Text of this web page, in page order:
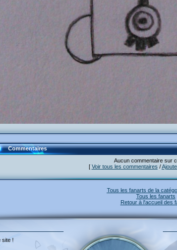
Commentaires
Aucun commentaire sur
[ Voir tous les commentaires /
Tous les fanarts de la
Tous les fanarts
Retour à l'accueil des
site !